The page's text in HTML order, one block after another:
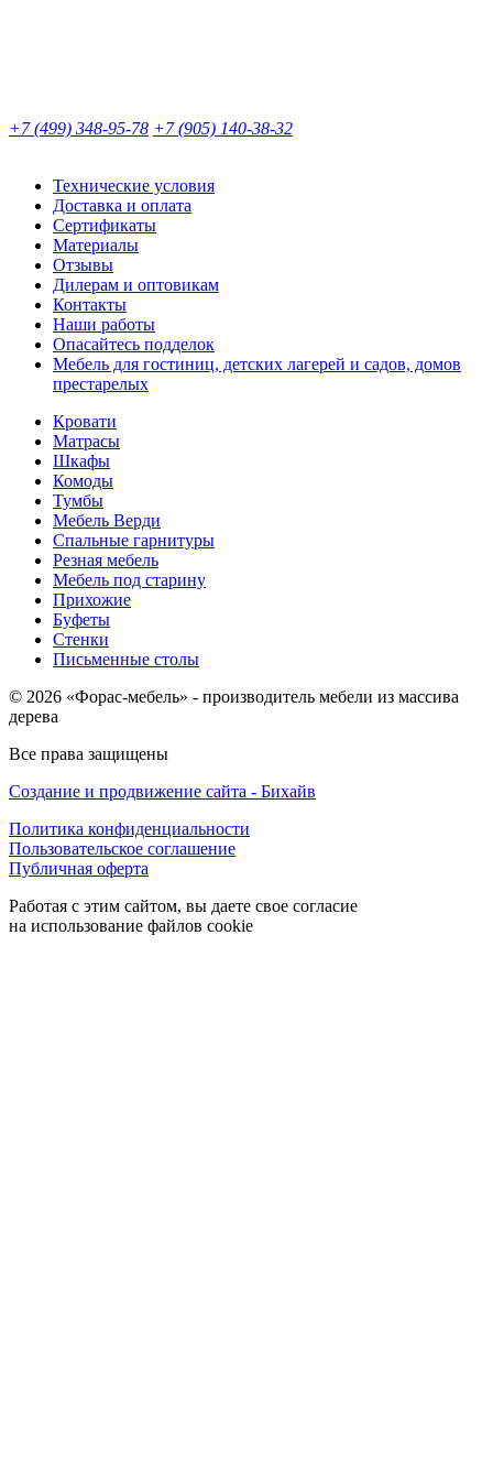
+7 (499) 348-95-78 +7 (905) 140-38-32
Технические условия
Доставка и оплата
Сертификаты
Материалы
Отзывы
Дилерам и оптовикам
Контакты
Наши работы
Опасайтесь подделок
Мебель для гостиниц, детских лагерей и садов, домов
престарелых
Кровати
Матрасы
Шкафы
Комоды
Тумбы
Мебель Верди
Спальные гарнитуры
Резная мебель
Мебель под старину
Прихожие
Буфеты
Стенки
Письменные столы
© 2026 «Форас-мебель» - производитель мебели из массива
дерева
Все права защищены
Создание и продвижение сайта - Бихайв
Политика конфиденциальности
Пользовательское соглашение
Публичная оферта
Работая с этим сайтом, вы даете свое согласие
на использование файлов cookie